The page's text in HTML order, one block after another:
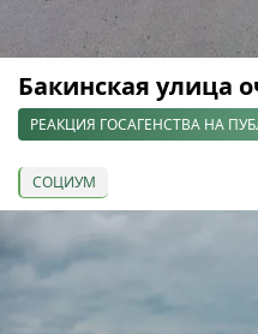
Бакинская улица
РЕАКЦИЯ ГОСАГЕНСТВА НА
СОЦИУМ